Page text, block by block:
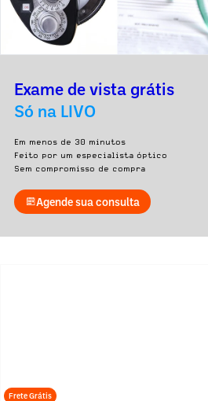
Exame de vista grátis
Só na LIVO
Em menos de 30 minutos
Feito por um especialista óptico
Sem compromisso de compra
Agende sua consulta
Frete Grátis